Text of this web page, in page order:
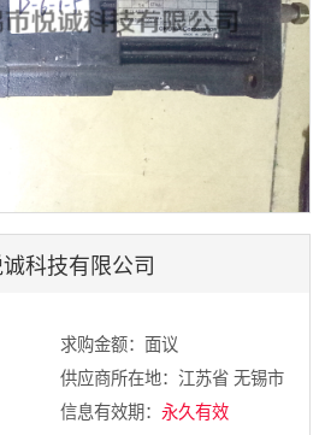
科技有限公司
求购金额：面议
供应商所在地：江苏省 无锡市
信息有效期： 永久有效